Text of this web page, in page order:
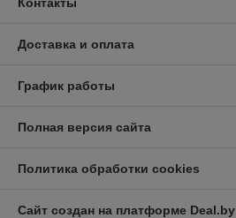
Доставка и оплата
График работы
Полная версия сайта
Политика обработки cookies
Сайт создан на платформе Deal.by